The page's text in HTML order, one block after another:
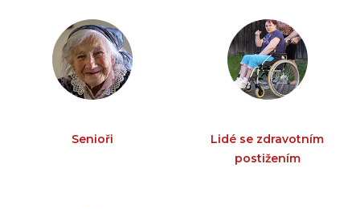
Senioři
Lidé se zdravotním
postižením